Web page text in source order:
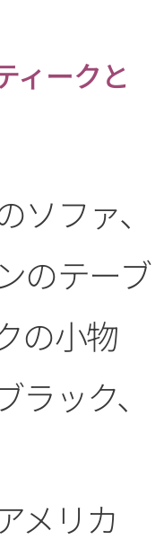
ィークと
ファ、
のテーブ
の小物
ック、
メリカ